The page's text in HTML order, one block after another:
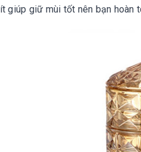
giúp giữ mùi tốt nên bạn hoàn